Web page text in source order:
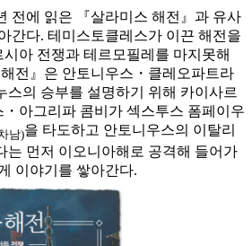
전에 읽은 『살라미스 해전』과 유사
간다. 테미스토클레스가 이끈 해전을
아 전쟁과 테르모필레를 마지못해
전』은 안토니우스・클레오파트라
스의 승부를 설명하기 위해 카이사르
아그리파 콤비가 섹스투스 폼페이우
남)을 타도하고 안토니우스의 이탈리
는 먼저 이오니아해로 공격해 들어가
이야기를 쌓아간다.